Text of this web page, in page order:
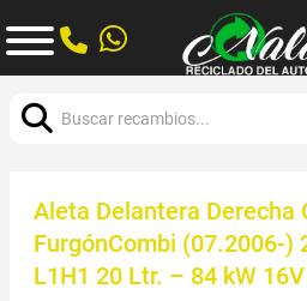
Aleta Delantera Derecha
FurgónCombi (07.2006-)
L1H1 20 Ltr. – 84 kW 16V